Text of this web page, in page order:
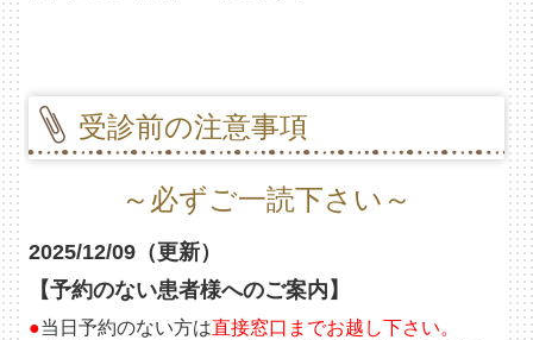
受診前の注意事項
～必ずご一読下さい～
2025/12/09（更新）
【予約のない患者様へのご案内】
●当日予約のない方は直接窓口までお越し下さい。